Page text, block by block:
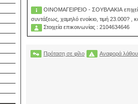
ΟΙΝΟΜΑΓΕΙΡΕΙΟ - ΣΟΥΒΛΑΚΙΑ
συντάξεως, χαμηλό ενοίκιο, τιμή 23.000? ,
Στοιχεία επικοινωνίας : 2104634646
Πρόταση σε φίλο Αναφορά